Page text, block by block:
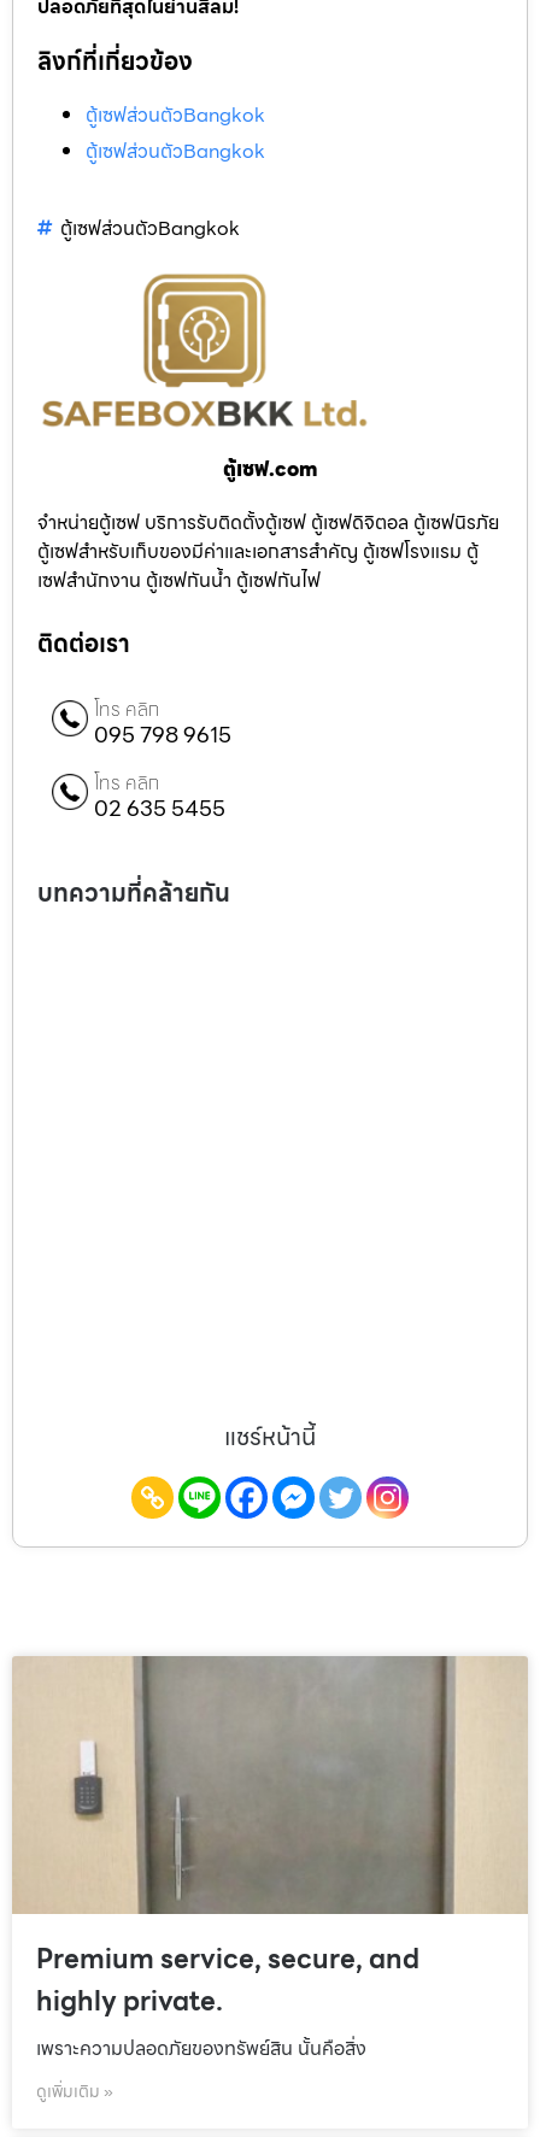
ปลอดภัยที่สุดในย่านสีลม!
ลิงก์ที่เกี่ยวข้อง
ตู้เซฟส่วนตัวBangkok
ตู้เซฟส่วนตัวBangkok
ตู้เซฟส่วนตัวBangkok
ตู้เซฟ.com
จำหน่ายตู้เซฟ บริการรับติดตั้งตู้เซฟ ตู้เซฟดิจิตอล ตู้เซฟนิรภัย
ตู้เซฟสำหรับเก็บของมีค่าและเอกสารสำคัญ ตู้เซฟโรงแรม ตู้
เซฟสำนักงาน ตู้เซฟกันน้ำ ตู้เซฟกันไฟ
ติดต่อเรา
โทร คลิก
095 798 9615
โทร คลิก
02 635 5455
บทความที่คล้ายกัน
แชร์หน้านี้
Premium service, secure, and
highly private.
เพราะความปลอดภัยของทรัพย์สิน นั้นคือสิ่ง
ดูเพิ่มเติม »